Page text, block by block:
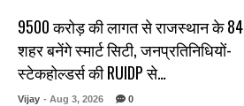
₹9500 करोड़ की लागत से राजस्थान के 84
शहर बनेंगे स्मार्ट सिटी, जनप्रतिनिधियों-
स्टेकहोल्डर्स की RUIDP से…
Vijay - Aug 3, 2026 0